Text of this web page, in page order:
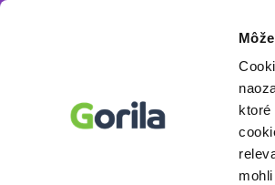
ktoré
Knihy od autora